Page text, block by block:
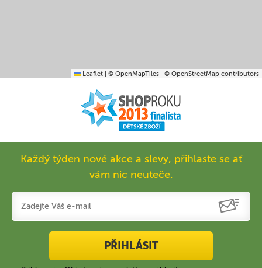
Leaflet © OpenMapTiles © OpenStreetMap contributors
Každý týden nové akce a slevy, přihlaste se ať
vám nic neuteče.
PŘIHLÁSIT